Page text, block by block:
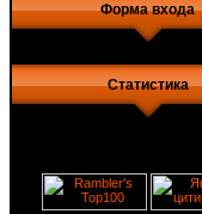
Форма входа
Статистика